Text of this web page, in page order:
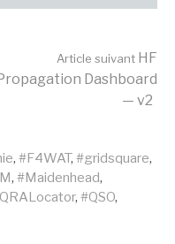
Article suivant HF
Dashboard
— v2
, #F4WAT, #gridsquare,
, #Maidenhead,
, #QSO,